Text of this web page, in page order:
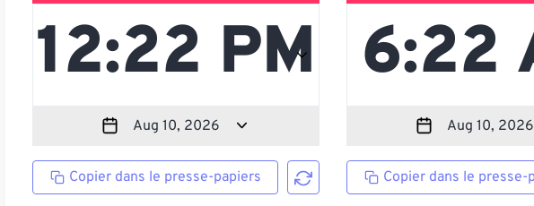
Copier dans le presse-papiers Copier dans le presse-